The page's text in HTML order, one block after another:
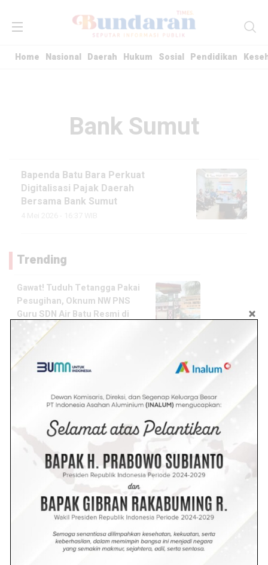
Home Nasional Daerah Hukum Sosial Pendidikan
Bank Sumut
Bapenda Batu Bara Perkuat
Digitalisasi Pajak Daerah
Bersama Bank Sumut
Trending
Gawat! Tuduh Tetangga Pakai
Pesugihan, Oknum NW PNS
Guru SDN Air Batu Resmi di
Laporkan
4.9k views
Wanita Berambut Pirang Coba-
Tanjung Tiram, Eh Ternyata
Ketahuan
4.1k views
Diduga Stres Terlilit Hutang,
Wanita di Batu Bara Gantung Diri
Dengan Kain Gorden
Senja Berdarah di Jalan Lima
Puluh: Anak KKN Jadi Korban
Kecelakaan Maut